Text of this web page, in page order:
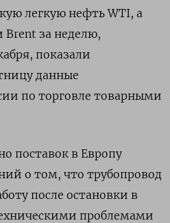
легкую нефть WTI, а
за неделю,
показали
данные
по торговле товарными
поставок в Европу
о том, что трубопровод
после остановки в
проблемами